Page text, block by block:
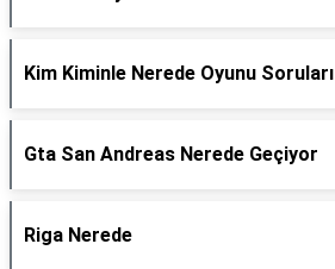
Kim Kiminle Nerede Oyunu Soruları
Gta San Andreas Nerede Geçiyor
Riga Nerede